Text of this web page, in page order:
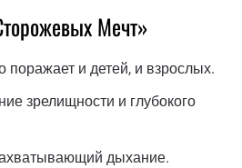
Мечт»
поражает и детей, и взрослых.
зрелищности и глубокого
дыхание.